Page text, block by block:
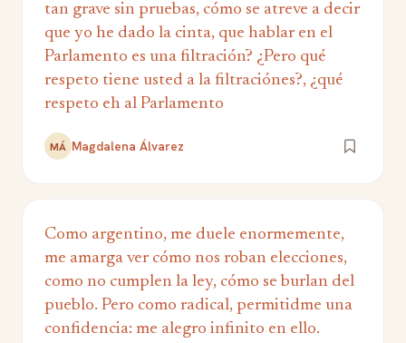
tan grave sin pruebas, cómo se atreve a decir
que yo he dado la cinta, que hablar en el
Parlamento es una filtración? ¿Pero qué
respeto tiene usted a la filtraciónes?, ¿qué
respeto eh al Parlamento
MÁ Magdalena Álvarez
Como argentino, me duele enormemente,
me amarga ver cómo nos roban elecciones,
como no cumplen la ley, cómo se burlan del
pueblo. Pero como radical, permitidme una
confidencia: me alegro infinito en ello.